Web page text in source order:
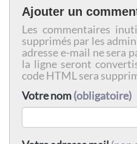
Ajouter un
Les commentaires
supprimés par les
adresse e-mail ne sera
la ligne seront
code HTML sera
Votre nom(obligatoire)